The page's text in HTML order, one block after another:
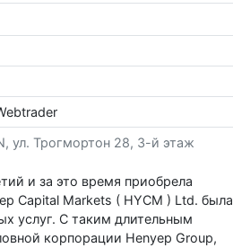
ул. Трогмортон 28, 3-й этаж
и за это время приобрела
Capital Markets ( HYCM ) Ltd. была
услуг. С таким длительным
корпорации Henyep Group,